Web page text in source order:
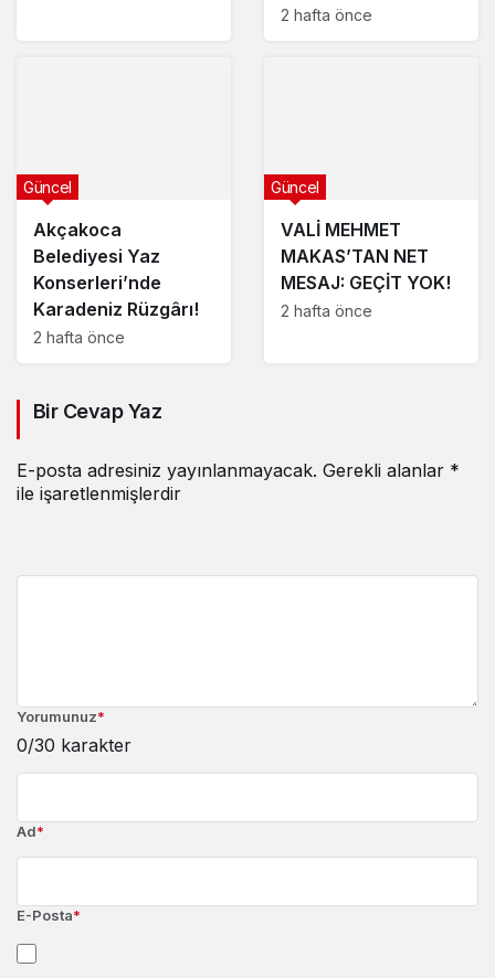
2 hafta önce
Akçakoca
Belediyesi Yaz
Konserleri’nde
Karadeniz Rüzgârı!
Güncel
2 hafta önce
VALİ MEHMET
MAKAS’TAN NET
MESAJ: GEÇİT YOK!
Güncel
2 hafta önce
Bir Cevap Yaz
E-posta adresiniz yayınlanmayacak. Gerekli alanlar *
ile işaretlenmişlerdir
Yorumunuz*
0/30 karakter
Ad*
E-Posta*